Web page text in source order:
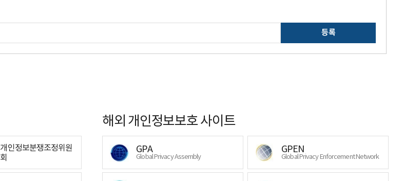
등록
개인정보분쟁조정위원
회
해외 개인정보보호 사이트
GPA
Global Privacy Assembly
GPEN
Global Privacy Enforcement Network